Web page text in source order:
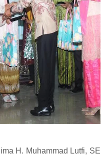
H. Muhammad Lutfi, SE